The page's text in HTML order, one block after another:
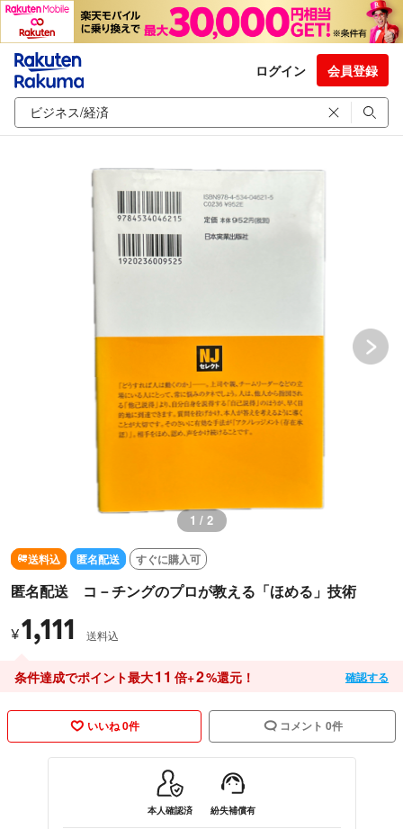
ログイン 会員登録
1 / 2
送料込 匿名配送 すぐに購入可
匿名配送 コ－チングのプロが教える「ほめる」技術
¥1,111 送料込
条件達成でポイント最大11 倍+2%還元！ 確認する
いいね 0件 コメント 0件
本人確認済 紛失補償有